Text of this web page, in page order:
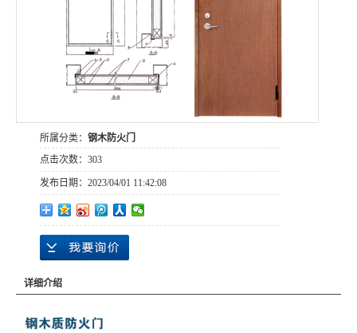
所属分类： 钢木防火门
点击次数： 303
发布日期： 2023/04/01 11:42:08
详细介绍